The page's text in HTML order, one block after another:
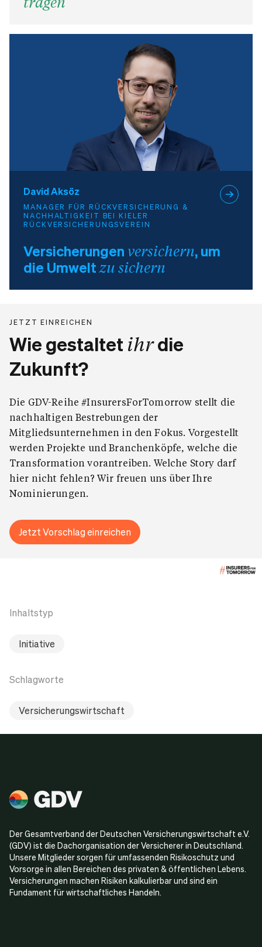
David Aksöz
MANAGER FÜR RÜCKVERSICHERUNG &
NACHHALTIGKEIT BEI KIELER
RÜCKVERSICHERUNGSVEREIN
Versicherungen versichern, um
die Umweltzu sichern
Wie gestaltet ihrdie
Zukunft?
JETZT EINREICHEN
Die GDV-Reihe #InsurersForTomorrow stellt die
nachhaltigen Bestrebungen der
Mitgliedsunternehmen in den Fokus. Vorgestellt
werden Projekte und Branchenköpfe, welche die
Transformation vorantreiben. Welche Story darf
hier nicht fehlen? Wir freuen uns über Ihre
Nominierungen.
Jetzt Vorschlag einreichen
Inhaltstyp
Initiative
Schlagworte
Versicherungswirtschaft
Der Gesamtverband der Deutschen Versicherungswirtschaft e.V.
(GDV) ist die Dachorganisation der Versicherer in Deutschland.
Unsere Mitglieder sorgen für umfassenden Risikoschutz und
Vorsorge in allen Bereichen des privaten & öffentlichen Lebens.
Versicherungen machen Risiken kalkulierbar und sind ein
Fundament für wirtschaftliches Handeln.